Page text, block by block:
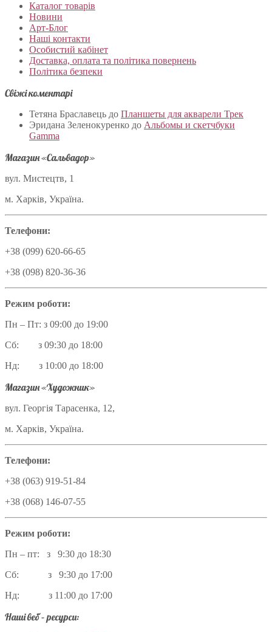
Каталог товарів
Новини
Арт-Блог
Наші контакти
Особистий кабінет
Доставка, оплата та політика повернень
Політика безпеки
Свіжі коментарі
Тетяна Браславець до Планшеты для акварели Трек
Эридана Зеленокуренко до Альбомы и скетчбуки
Gamma
Магазин «Сальвадор»
вул. Мистецтв, 1
м. Харків, Україна.
Телефони:
+38 (099) 620-66-65
+38 (098) 820-36-36
Режим роботи:
Пн – Пт: з 09:00 до 19:00
Сб: з 09:30 до 18:00
Нд: з 10:00 до 18:00
Магазин «Художник»
вул. Георгія Тарасенка, 12,
м. Харків, Україна.
Телефони:
+38 (063) 919-51-84
+38 (068) 146-07-55
Режим роботи:
Пн – пт: з 9:30 до 18:30
Сб: з 9:30 до 17:00
Нд: з 11:00 до 17:00
Наші веб – ресурси: